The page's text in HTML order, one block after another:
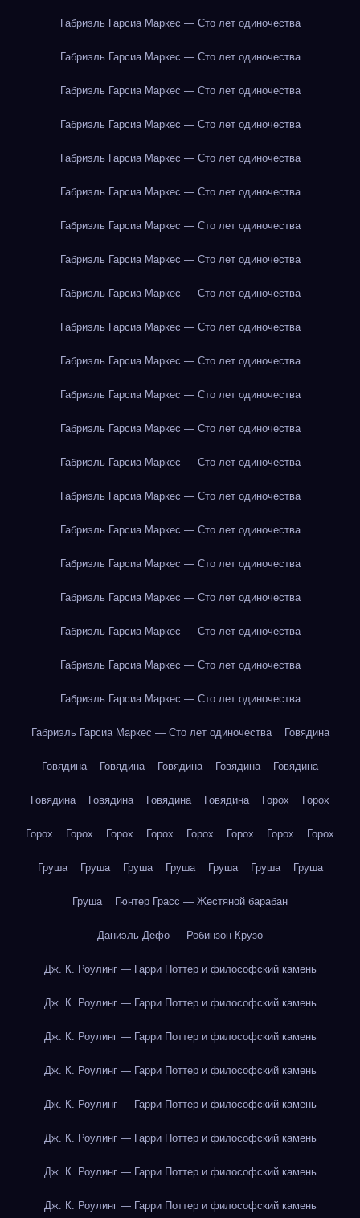
Габриэль Гарсиа Маркес — Сто лет одиночества
Габриэль Гарсиа Маркес — Сто лет одиночества
Габриэль Гарсиа Маркес — Сто лет одиночества
Габриэль Гарсиа Маркес — Сто лет одиночества
Габриэль Гарсиа Маркес — Сто лет одиночества
Габриэль Гарсиа Маркес — Сто лет одиночества
Габриэль Гарсиа Маркес — Сто лет одиночества
Габриэль Гарсиа Маркес — Сто лет одиночества
Габриэль Гарсиа Маркес — Сто лет одиночества
Габриэль Гарсиа Маркес — Сто лет одиночества
Габриэль Гарсиа Маркес — Сто лет одиночества
Габриэль Гарсиа Маркес — Сто лет одиночества
Габриэль Гарсиа Маркес — Сто лет одиночества
Габриэль Гарсиа Маркес — Сто лет одиночества
Габриэль Гарсиа Маркес — Сто лет одиночества
Габриэль Гарсиа Маркес — Сто лет одиночества
Габриэль Гарсиа Маркес — Сто лет одиночества
Габриэль Гарсиа Маркес — Сто лет одиночества
Габриэль Гарсиа Маркес — Сто лет одиночества
Габриэль Гарсиа Маркес — Сто лет одиночества
Габриэль Гарсиа Маркес — Сто лет одиночества
Габриэль Гарсиа Маркес — Сто лет одиночества Говядина
Говядина Говядина Говядина Говядина Говядина
Говядина Говядина Говядина Говядина Горох Горох
Горох Горох Горох Горох Горох Горох Горох Горох
Груша Груша Груша Груша Груша Груша Груша
Груша Гюнтер Грасс — Жестяной барабан
Даниэль Дефо — Робинзон Крузо
Дж. К. Роулинг — Гарри Поттер и философский камень
Дж. К. Роулинг — Гарри Поттер и философский камень
Дж. К. Роулинг — Гарри Поттер и философский камень
Дж. К. Роулинг — Гарри Поттер и философский камень
Дж. К. Роулинг — Гарри Поттер и философский камень
Дж. К. Роулинг — Гарри Поттер и философский камень
Дж. К. Роулинг — Гарри Поттер и философский камень
Дж. К. Роулинг — Гарри Поттер и философский камень